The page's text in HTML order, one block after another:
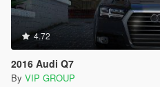
4.72
2016 Audi Q7
By VIP GROUP